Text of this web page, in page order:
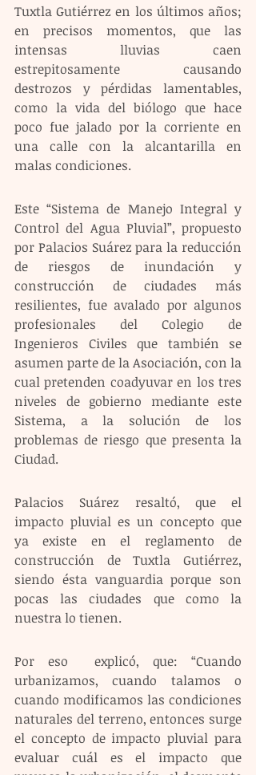
Tuxtla Gutiérrez en los últimos años;
en precisos momentos, que las
intensas lluvias caen
estrepitosamente causando
destrozos y pérdidas lamentables,
como la vida del biólogo que hace
poco fue jalado por la corriente en
una calle con la alcantarilla en
malas condiciones.
Este “Sistema de Manejo Integral y
Control del Agua Pluvial”, propuesto
por Palacios Suárez para la reducción
de riesgos de inundación y
construcción de ciudades más
resilientes, fue avalado por algunos
profesionales del Colegio de
Ingenieros Civiles que también se
asumen parte de la Asociación, con la
cual pretenden coadyuvar en los tres
niveles de gobierno mediante este
Sistema, a la solución de los
problemas de riesgo que presenta la
Ciudad.
Palacios Suárez resaltó, que el
impacto pluvial es un concepto que
ya existe en el reglamento de
construcción de Tuxtla Gutiérrez,
siendo ésta vanguardia porque son
pocas las ciudades que como la
nuestra lo tienen.
Por eso  explicó, que: “Cuando
urbanizamos, cuando talamos o
cuando modificamos las condiciones
naturales del terreno, entonces surge
el concepto de impacto pluvial para
evaluar cuál es el impacto que